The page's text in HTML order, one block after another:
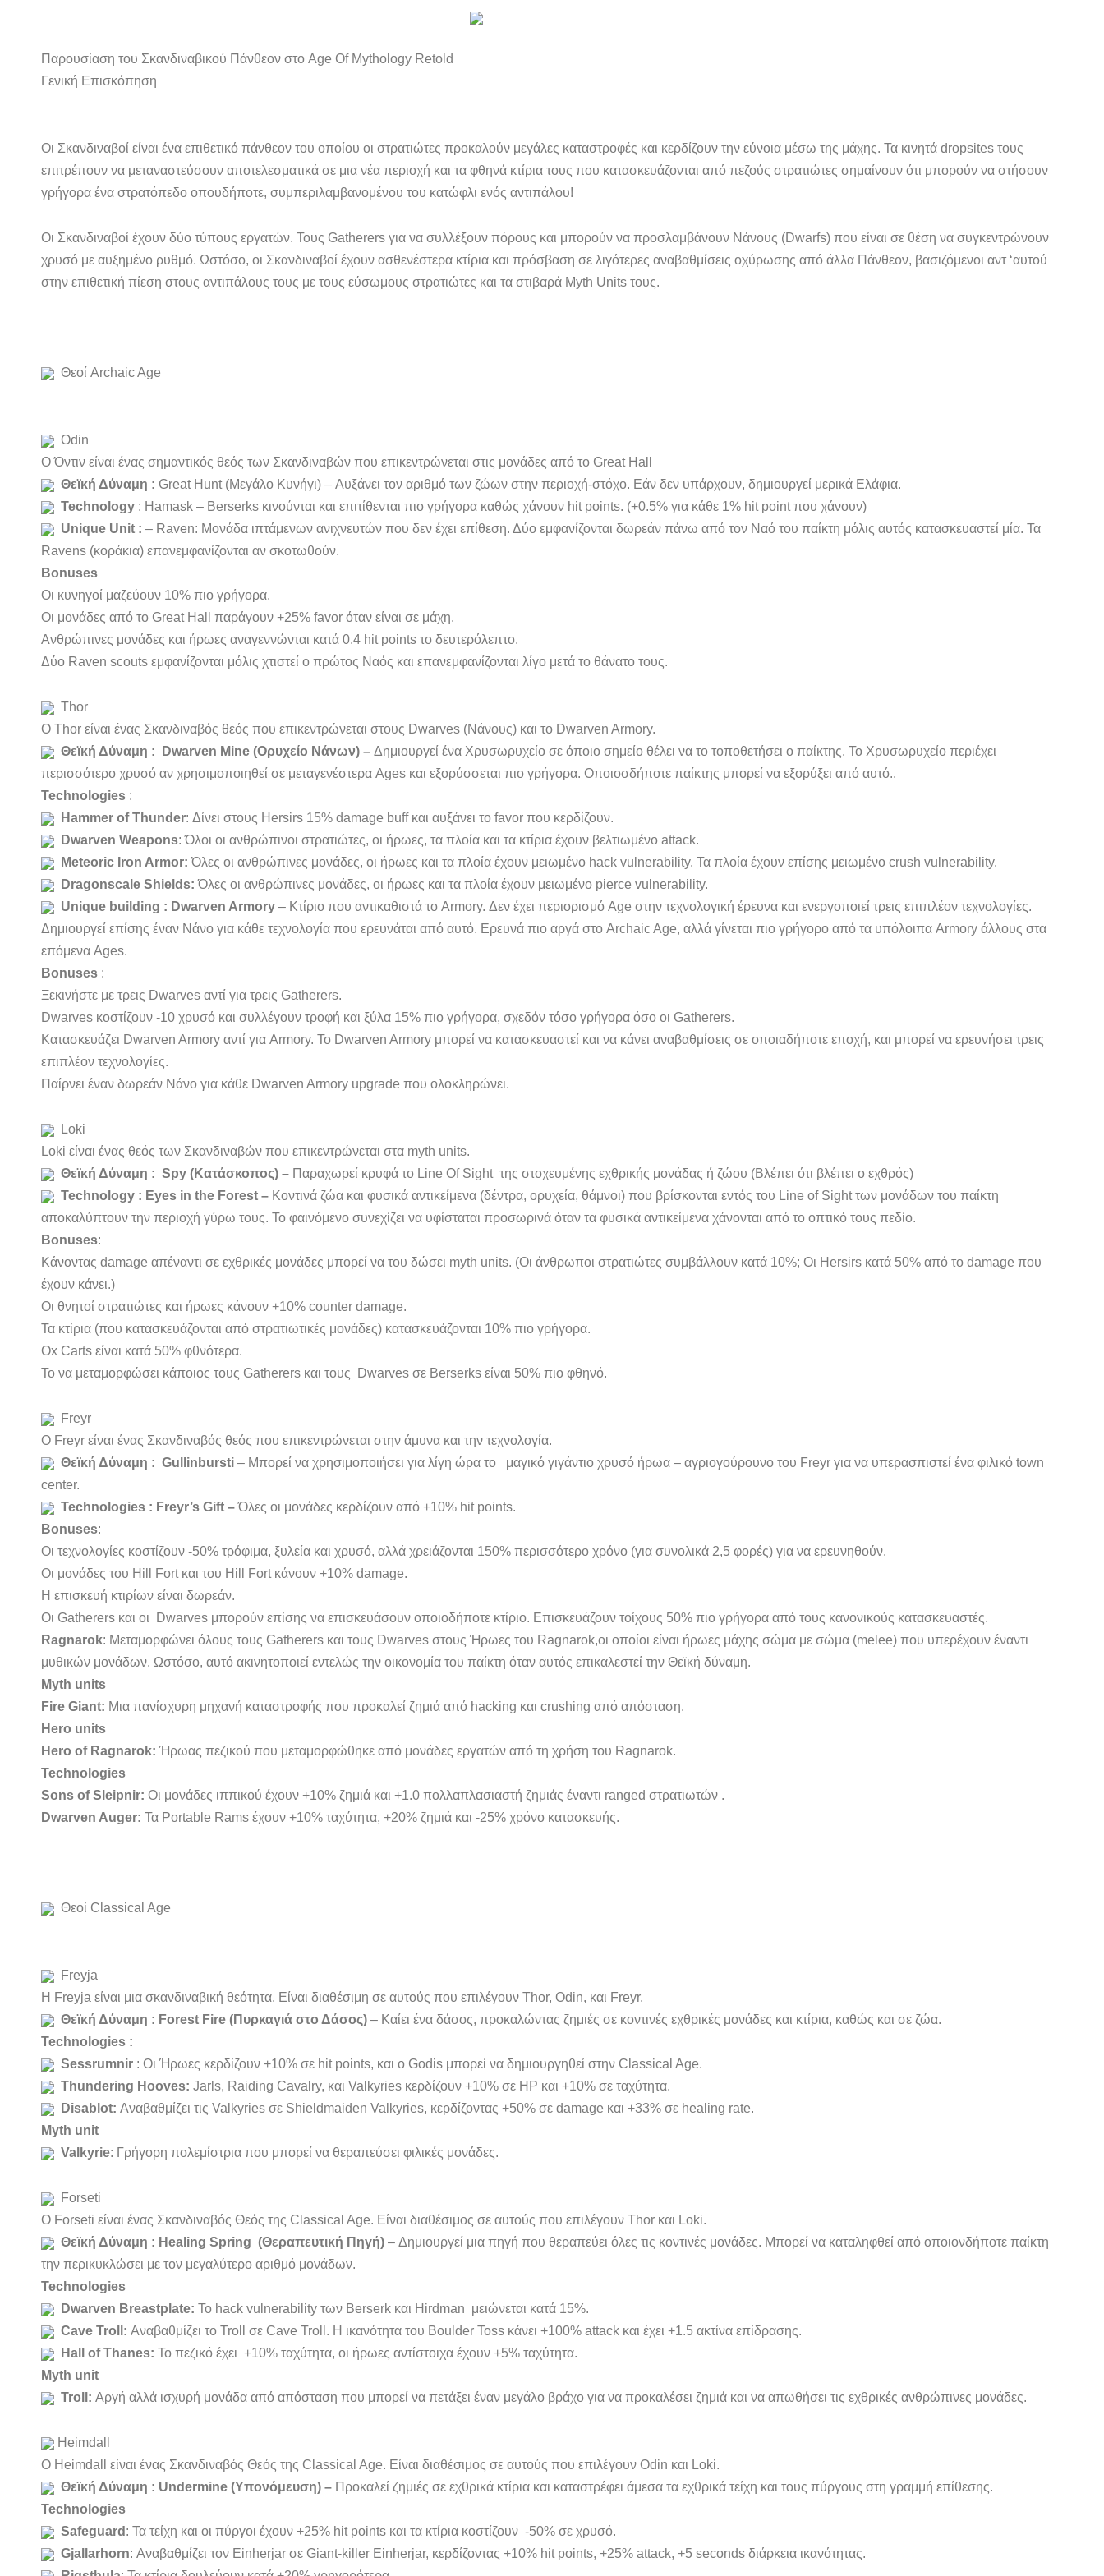
Παρουσίαση του Σκανδιναβικού Πάνθεον στο Age Of Mythology Retold
Γενική Επισκόπηση
Οι Σκανδιναβοί είναι ένα επιθετικό πάνθεον του οποίου οι στρατιώτες προκαλούν μεγάλες καταστροφές και κερδίζουν την εύνοια μέσω της μάχης. Τα κινητά dropsites τους
επιτρέπουν να μεταναστεύσουν αποτελεσματικά σε μια νέα περιοχή και τα φθηνά κτίρια τους που κατασκευάζονται από πεζούς στρατιώτες σημαίνουν ότι μπορούν να στήσουν
γρήγορα ένα στρατόπεδο οπουδήποτε, συμπεριλαμβανομένου του κατώφλι ενός αντιπάλου!
Οι Σκανδιναβοί έχουν δύο τύπους εργατών. Τους Gatherers για να συλλέξουν πόρους και μπορούν να προσλαμβάνουν Νάνους (Dwarfs) που είναι σε θέση να συγκεντρώνουν
χρυσό με αυξημένο ρυθμό. Ωστόσο, οι Σκανδιναβοί έχουν ασθενέστερα κτίρια και πρόσβαση σε λιγότερες αναβαθμίσεις οχύρωσης από άλλα Πάνθεον, βασιζόμενοι αντ ‘αυτού
στην επιθετική πίεση στους αντιπάλους τους με τους εύσωμους στρατιώτες και τα στιβαρά Myth Units τους.
Θεοί Archaic Age
Odin
Ο Όντιν είναι ένας σημαντικός θεός των Σκανδιναβών που επικεντρώνεται στις μονάδες από το Great Hall
Θεϊκή Δύναμη : Great Hunt (Μεγάλο Κυνήγι) – Αυξάνει τον αριθμό των ζώων στην περιοχή-στόχο. Εάν δεν υπάρχουν, δημιουργεί μερικά Ελάφια.
Technology : Hamask – Berserks κινούνται και επιτίθενται πιο γρήγορα καθώς χάνουν hit points. (+0.5% για κάθε 1% hit point που χάνουν)
Unique Unit : – Raven: Μονάδα ιπτάμενων ανιχνευτών που δεν έχει επίθεση. Δύο εμφανίζονται δωρεάν πάνω από τον Ναό του παίκτη μόλις αυτός κατασκευαστεί μία. Τα
Ravens (κοράκια) επανεμφανίζονται αν σκοτωθούν.
Bonuses
Οι κυνηγοί μαζεύουν 10% πιο γρήγορα.
Οι μονάδες από το Great Hall παράγουν +25% favor όταν είναι σε μάχη.
Ανθρώπινες μονάδες και ήρωες αναγεννώνται κατά 0.4 hit points το δευτερόλεπτο.
Δύο Raven scouts εμφανίζονται μόλις χτιστεί ο πρώτος Ναός και επανεμφανίζονται λίγο μετά το θάνατο τους.
Thor
Ο Thor είναι ένας Σκανδιναβός θεός που επικεντρώνεται στους Dwarves (Νάνους) και το Dwarven Armory.
Θεϊκή Δύναμη :
Dwarven Mine (Ορυχείο Νάνων) – Δημιουργεί ένα Χρυσωρυχείο σε όποιο σημείο θέλει να το τοποθετήσει ο παίκτης. Το Χρυσωρυχείο περιέχει
περισσότερο χρυσό αν χρησιμοποιηθεί σε μεταγενέστερα Ages και εξορύσσεται πιο γρήγορα. Οποιοσδήποτε παίκτης μπορεί να εξορύξει από αυτό..
Technologies :
Hammer of Thunder: Δίνει στους Hersirs 15% damage buff και αυξάνει το favor που κερδίζουν.
Dwarven Weapons: Όλοι οι ανθρώπινοι στρατιώτες, οι ήρωες, τα πλοία και τα κτίρια έχουν βελτιωμένο attack.
Meteoric Iron Armor: Όλες οι ανθρώπινες μονάδες, οι ήρωες και τα πλοία έχουν μειωμένο hack vulnerability. Τα πλοία έχουν επίσης μειωμένο crush vulnerability.
Dragonscale Shields: Όλες οι ανθρώπινες μονάδες, οι ήρωες και τα πλοία έχουν μειωμένο pierce vulnerability.
Unique building : Dwarven Armory – Κτίριο που αντικαθιστά το Armory. Δεν έχει περιορισμό Age στην τεχνολογική έρευνα και ενεργοποιεί τρεις επιπλέον τεχνολογίες.
Δημιουργεί επίσης έναν Νάνο για κάθε τεχνολογία που ερευνάται από αυτό. Ερευνά πιο αργά στο Archaic Age, αλλά γίνεται πιο γρήγορο από τα υπόλοιπα Armory άλλους στα
επόμενα Ages.
Bonuses :
Ξεκινήστε με τρεις Dwarves αντί για τρεις Gatherers.
Dwarves κοστίζουν -10 χρυσό και συλλέγουν τροφή και ξύλα 15% πιο γρήγορα, σχεδόν τόσο γρήγορα όσο οι Gatherers.
Κατασκευάζει Dwarven Armory αντί για Armory. Το Dwarven Armory μπορεί να κατασκευαστεί και να κάνει αναβαθμίσεις σε οποιαδήποτε εποχή, και μπορεί να ερευνήσει τρεις
επιπλέον τεχνολογίες.
Παίρνει έναν δωρεάν Νάνο για κάθε Dwarven Armory upgrade που ολοκληρώνει.
Loki
Loki είναι ένας θεός των Σκανδιναβών που επικεντρώνεται στα myth units.
Θεϊκή Δύναμη : Spy (Κατάσκοπος) – Παραχωρεί κρυφά το Line Of Sight της στοχευμένης εχθρικής μονάδας ή ζώου (Βλέπει ότι βλέπει ο εχθρός)
Technology : Eyes in the Forest – Κοντινά ζώα και φυσικά αντικείμενα (δέντρα, ορυχεία, θάμνοι) που βρίσκονται εντός του Line of Sight των μονάδων του παίκτη
αποκαλύπτουν την περιοχή γύρω τους. Το φαινόμενο συνεχίζει να υφίσταται προσωρινά όταν τα φυσικά αντικείμενα χάνονται από το οπτικό τους πεδίο.
Bonuses:
Κάνοντας damage απέναντι σε εχθρικές μονάδες μπορεί να του δώσει myth units. (Οι άνθρωποι στρατιώτες συμβάλλουν κατά 10%; Οι Hersirs κατά 50% από το damage που
έχουν κάνει.)
Οι θνητοί στρατιώτες και ήρωες κάνουν +10% counter damage.
Τα κτίρια (που κατασκευάζονται από στρατιωτικές μονάδες) κατασκευάζονται 10% πιο γρήγορα.
Ox Carts είναι κατά 50% φθνότερα.
Το να μεταμορφώσει κάποιος τους Gatherers και τους Dwarves σε Berserks είναι 50% πιο φθηνό.
Freyr
Ο Freyr είναι ένας Σκανδιναβός θεός που επικεντρώνεται στην άμυνα και την τεχνολογία.
Θεϊκή Δύναμη : Gullinbursti – Μπορεί να χρησιμοποιήσει για λίγη ώρα το μαγικό γιγάντιο χρυσό ήρωα – αγριογούρουνο του Freyr για να υπερασπιστεί ένα φιλικό town
center.
Technologies : Freyr’s Gift –Όλες οι μονάδες κερδίζουν από +10% hit points.
Bonuses:
Οι τεχνολογίες κοστίζουν -50% τρόφιμα, ξυλεία και χρυσό, αλλά χρειάζονται 150% περισσότερο χρόνο (για συνολικά 2,5 φορές) για να ερευνηθούν.
Οι μονάδες του Hill Fort και του Hill Fort κάνουν +10% damage.
Η επισκευή κτιρίων είναι δωρεάν.
Οι Gatherers και οι Dwarves μπορούν επίσης να επισκευάσουν οποιοδήποτε κτίριο. Επισκευάζουν τοίχους 50% πιο γρήγορα από τους κανονικούς κατασκευαστές.
Ragnarok: Μεταμορφώνει όλους τους Gatherers και τους Dwarves στους Ήρωες του Ragnarok,οι οποίοι είναι ήρωες μάχης σώμα με σώμα (melee) που υπερέχουν έναντι
μυθικών μονάδων. Ωστόσο, αυτό ακινητοποιεί εντελώς την οικονομία του παίκτη όταν αυτός επικαλεστεί την Θεϊκή δύναμη.
Myth units
Fire Giant: Μια πανίσχυρη μηχανή καταστροφής που προκαλεί ζημιά από hacking και crushing από απόσταση.
Hero units
Hero of Ragnarok: Ήρωας πεζικού που μεταμορφώθηκε από μονάδες εργατών από τη χρήση του Ragnarok.
Technologies
Sons of Sleipnir: Οι μονάδες ιππικού έχουν +10% ζημιά και +1.0 πολλαπλασιαστή ζημιάς έναντι ranged στρατιωτών .
Dwarven Auger: Τα Portable Rams έχουν +10% ταχύτητα, +20% ζημιά και -25% χρόνο κατασκευής.
Θεοί Classical Age
Freyja
Η Freyja είναι μια σκανδιναβική θεότητα. Είναι διαθέσιμη σε αυτούς που επιλέγουν Thor, Odin, και Freyr.
Θεϊκή Δύναμη : Forest Fire (Πυρκαγιά στο Δάσος) – Καίει ένα δάσος, προκαλώντας ζημιές σε κοντινές εχθρικές μονάδες και κτίρια, καθώς και σε ζώα.
Technologies :
Sessrumnir : Οι Ήρωες κερδίζουν +10% σε hit points, και ο Godis μπορεί να δημιουργηθεί στην Classical Age.
Thundering Hooves: Jarls, Raiding Cavalry, και Valkyries κερδίζουν +10% σε HP και +10% σε ταχύτητα.
Disablot: Αναβαθμίζει τις Valkyries σε Shieldmaiden Valkyries, κερδίζοντας +50% σε damage και +33% σε healing rate.
Myth unit
Valkyrie: Γρήγορη πολεμίστρια που μπορεί να θεραπεύσει φιλικές μονάδες.
Forseti
Ο Forseti είναι ένας Σκανδιναβός Θεός της Classical Age. Είναι διαθέσιμος σε αυτούς που επιλέγουν Thor και Loki.
Θεϊκή Δύναμη : Healing Spring (Θεραπευτική Πηγή) – Δημιουργεί μια πηγή που θεραπεύει όλες τις κοντινές μονάδες. Μπορεί να καταληφθεί από οποιονδήποτε παίκτη
την περικυκλώσει με τον μεγαλύτερο αριθμό μονάδων.
Technologies
Dwarven Breastplate: Το hack vulnerability των Berserk και Hirdman μειώνεται κατά 15%.
Cave Troll: Αναβαθμίζει το Troll σε Cave Troll. Η ικανότητα του Boulder Toss κάνει +100% attack και έχει +1.5 ακτίνα επίδρασης.
Hall of Thanes: Το πεζικό έχει +10% ταχύτητα, οι ήρωες αντίστοιχα έχουν +5% ταχύτητα.
Myth unit
Troll: Αργή αλλά ισχυρή μονάδα από απόσταση που μπορεί να πετάξει έναν μεγάλο βράχο για να προκαλέσει ζημιά και να απωθήσει τις εχθρικές ανθρώπινες μονάδες.
Heimdall
Ο Heimdall είναι ένας Σκανδιναβός Θεός της Classical Age. Είναι διαθέσιμος σε αυτούς που επιλέγουν Odin και Loki.
Θεϊκή Δύναμη : Undermine (Υπονόμευση) – Προκαλεί ζημιές σε εχθρικά κτίρια και καταστρέφει άμεσα τα εχθρικά τείχη και τους πύργους στη γραμμή επίθεσης.
Technologies
Safeguard : Τα τείχη και οι πύργοι έχουν +25% hit points και τα κτίρια κοστίζουν -50% σε χρυσό.
Gjallarhorn: Αναβαθμίζει τον Einherjar σε Giant-killer Einherjar, κερδίζοντας +10% hit points, +25% attack, +5 seconds διάρκεια ικανότητας.